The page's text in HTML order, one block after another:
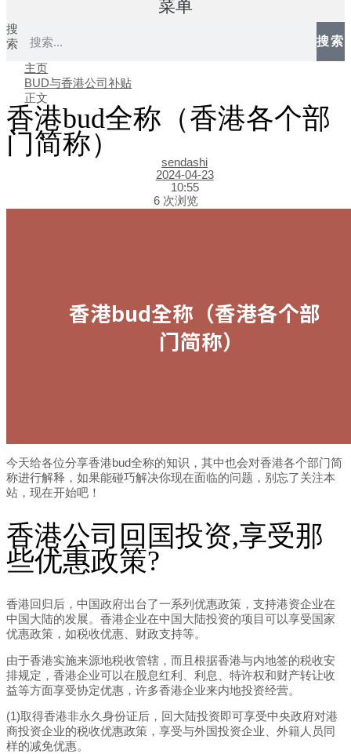
菜单
搜
索
搜索
主页
BUD与香港公司补贴
正文
香港bud全称（香港各个部
门简称）
sendashi
2024-04-23
10:55
6 次浏览
今天给各位分享香港bud全称的知识，其中也会对香港各个部门简
称进行解释，如果能碰巧解决你现在面临的问题，别忘了关注本
站，现在开始吧！
香港公司回国投资,享受那
些优惠政策?
香港回归后，中国政府出台了一系列优惠政策，支持港资企业在
中国大陆的发展。香港企业在中国大陆投资的项目可以享受国家
优惠政策，如税收优惠、财政支持等。
由于香港实施来源地税收管辖，而且根据香港与内地签的税收安
排规定，香港企业可以在股息红利、利息、特许权和财产转让收
益等方面享受协定优惠，许多香港企业来内地投资经营。
(1)取得香港非永久身份证后，回大陆投资即可享受中央政府对港
商投资企业的税收优惠政策，享受与外国投资企业、外籍人员同
样的减免优惠。